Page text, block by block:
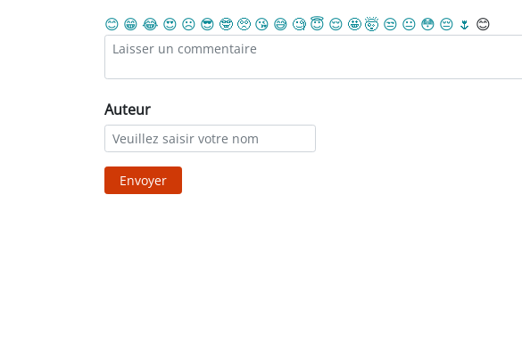
😊 😁 😂 😍 ☹️ 😎 🤓 🥺 😘 😅 🧐 😇 😌 🤩🤯 😒 😐 😳 😔 🌷 😊
Auteur
Envoyer